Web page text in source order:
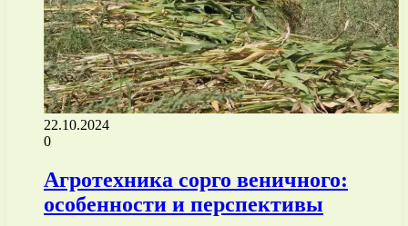
22.10.2024
0
Агротехника сорго веничного:
особенности и перспективы